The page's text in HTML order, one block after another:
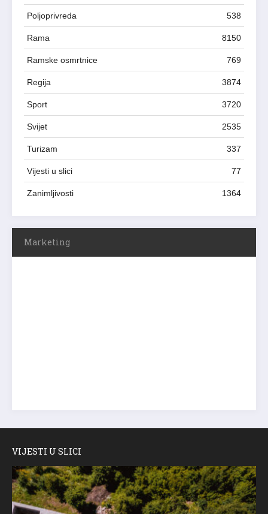
Poljoprivreda 538
Rama 8150
Ramske osmrtnice 769
Regija 3874
Sport 3720
Svijet 2535
Turizam 337
Vijesti u slici 77
Zanimljivosti 1364
Marketing
VIJESTI U SLICI